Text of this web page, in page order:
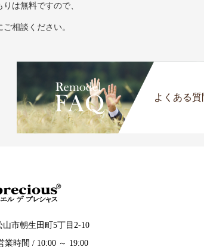
は無料ですので、
相談ください。
よくある質
山市朝生田町5丁目2-10
業時間 / 10:00 ～ 19:00